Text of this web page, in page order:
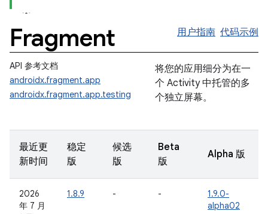
Fragment 用户指南 代码示例
API 参考文档
androidx.fragment.app
androidx.fragment.app.testing
将您的应用细分为在一
个 Activity 中托管的多
个独立屏幕。
最近更
新时间
稳定
版
候选
版
Beta
版
Alpha 版
2026
年 7 月
1.8.9 - -
1.9.0-
alpha02